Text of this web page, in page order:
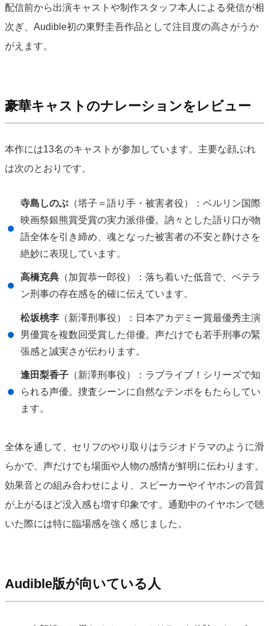
配信前から出演キャストや制作スタッフ本人による発信が相
次ぎ、Audible初の東野圭吾作品として注目度の高さがうか
がえます。
豪華キャストのナレーションをレビュー
本作には13名のキャストが参加しています。主要な顔ぶれ
は次のとおりです。
寺島しのぶ（塔子＝語り手・被害者役）：ベルリン国際
映画祭銀熊賞受賞の実力派俳優。訥々とした語り口が物
語全体を引き締め、魂となった被害者の不安と静けさを
絶妙に表現しています。
高橋克典（加賀恭一郎役）：落ち着いた低音で、ベテラ
ン刑事の存在感を的確に伝えています。
松坂桃李（新澤刑事役）：日本アカデミー賞最優秀主演
男優賞を複数回受賞した俳優。声だけでも若手刑事の緊
張感と誠実さが伝わります。
逢田梨香子（新澤刑事役）：ラブライブ！シリーズで知
られる声優。捜査シーンに自然なテンポをもたらしてい
ます。
全体を通して、セリフのやり取りはラジオドラマのように滑
らかで、声だけでも場面や人物の感情が鮮明に伝わります。
効果音との組み合わせにより、スピーカーやイヤホンの音質
が上がるほど没入感も増す印象です。通勤中のイヤホンで聴
いた際には特に臨場感を強く感じました。
Audible版が向いている人